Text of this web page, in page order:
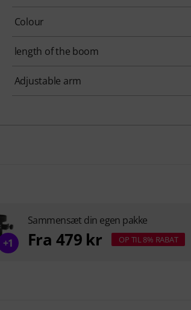
Colour
length of the boom
Adjustable arm
+1
Sammensæt din egen pakke
Fra 479 kr OP TIL 8% RABAT